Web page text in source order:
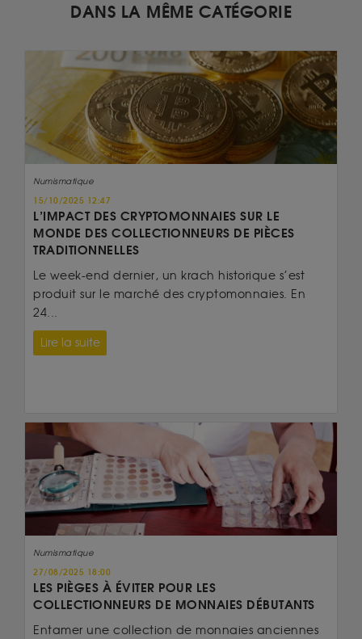
DANS LA MÊME CATÉGORIE
Numismatique
15/10/2025 12:47
L’IMPACT DES CRYPTOMONNAIES SUR LE
MONDE DES COLLECTIONNEURS DE PIÈCES
TRADITIONNELLES
Le week-end dernier, un krach historique s’est
produit sur le marché des cryptomonnaies. En
24...
Lire la suite
Numismatique
27/08/2025 18:00
LES PIÈGES À ÉVITER POUR LES
COLLECTIONNEURS DE MONNAIES DÉBUTANTS
Entamer une collection de monnaies anciennes